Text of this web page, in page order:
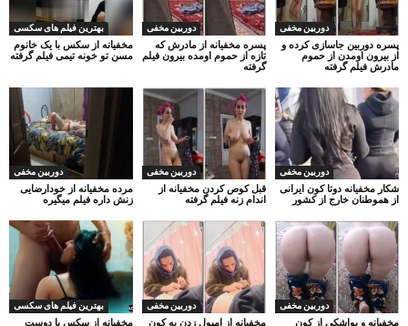
بهترین فیلم های سکسی
مخفیانه از سکس با یک خانوم
مسن تو خونه تیمی فیلم گرفته
دوربین مخفی
پسره مخفیانه از مادرش که
تازه از حموم اومده بیرون فیلم
گرفته
دوربین مخفی
پسره دوربین جاسازی کرده و
از بیرون اومدن از حموم
مادرش فیلم گرفته
دوربین مخفی
مرده مخفیانه از خودارضایی
زنش داره فیلم میگیره
دوربین مخفی
قبل کوص کردن مخفیانه از
اندام زنه فیلم گرفته
دوربین مخفی
شکار مخفیانه دوتا کون ایرانی
از هموطنان خارج از کشور
بهترین فیلم های سکسی
مخفیانه از سکس با دوست
دوربین مخفی
مخفیانه از امپول زدن به کون
دوربین مخفی
مخفیانه و یواشکی از کون